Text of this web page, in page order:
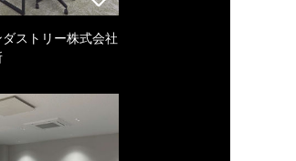
ストリー株式会社